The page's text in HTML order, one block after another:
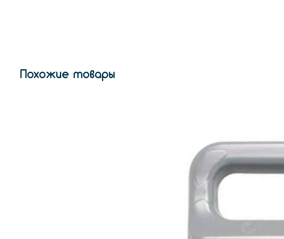
Похожие товары